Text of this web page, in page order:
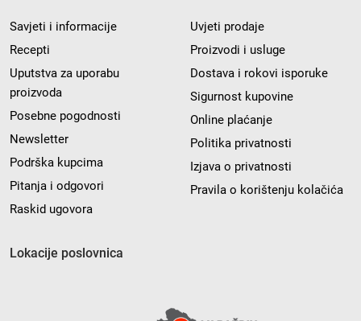
Savjeti i informacije
Recepti
Uputstva za uporabu
proizvoda
Posebne pogodnosti
Newsletter
Podrška kupcima
Pitanja i odgovori
Raskid ugovora
Uvjeti prodaje
Proizvodi i usluge
Dostava i rokovi isporuke
Sigurnost kupovine
Online plaćanje
Politika privatnosti
Izjava o privatnosti
Pravila o korištenju kolačića
Lokacije poslovnica